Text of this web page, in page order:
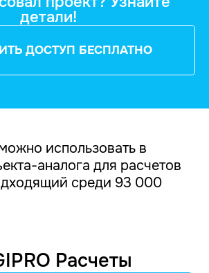
детали!
ДОСТУП БЕСПЛАТНО
использовать в
аналога для расчетов
среди 93 000
Расчеты